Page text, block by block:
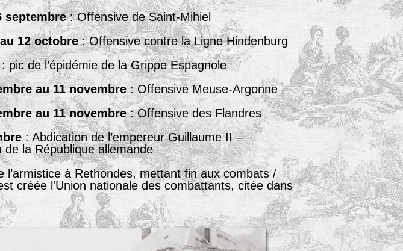
septembre: Offensive de Saint-Mihiel
12 octobre: Offensive contre la Ligne Hindenburg
: pic de l’épidémie de la Grippe Espagnole
au 11 novembre: Offensive Meuse-Argonne
au 11 novembre: Offensive des Flandres
: Abdication de l’empereur Guillaume II –
de la République allemande
à Rethondes, mettant fin aux combats /
créée l'Union nationale des combattants, citée dans